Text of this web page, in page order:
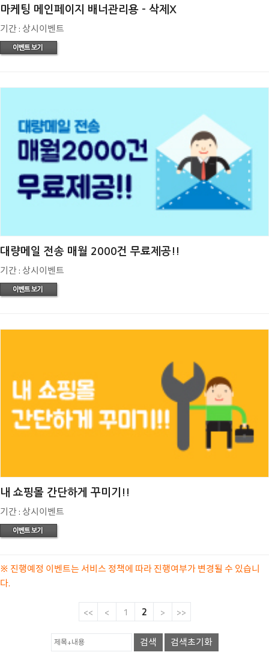
마케팅 메인페이지 배너관리용 - 삭제X
기간 : 상시이벤트
대량메일 전송 매월 2000건 무료제공!!
기간 : 상시이벤트
내 쇼핑몰 간단하게 꾸미기!!
기간 : 상시이벤트
※ 진행예정 이벤트는 서비스 정책에 따라 진행여부가 변경될 수 있습니
다.
<< < 1 2 > >>
검색 검색초기화